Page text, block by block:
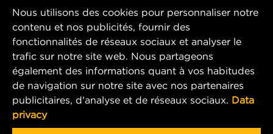
AVIS JURIDIQUE
IMPRIMER
CONTACTEZ-NOUS
Instagram
YouTube
MANN+HUMMEL Middle East FZE
DAFZA (Dubai Airport Free Zone)
Office 1013, Bldg. 7WA
Nous utilisons des cookies pour personnaliser notre
contenu et nos publicités, fournir des
fonctionnalités de réseaux sociaux et analyser le
trafic sur notre site web. Nous partageons
également des informations quant à vos habitudes
de navigation sur notre site avec nos partenaires
publicitaires, d'analyse et de réseaux sociaux. Data
privacy